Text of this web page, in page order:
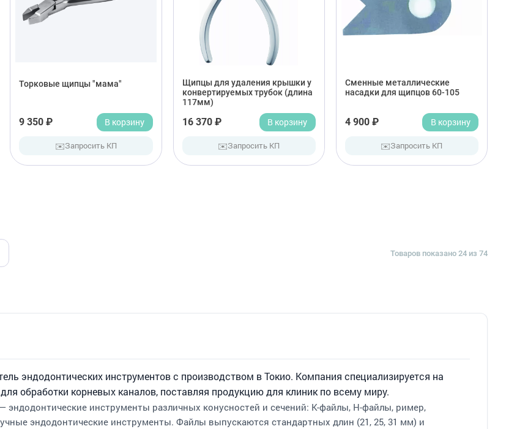
Торковые щипцы "мама"
9 350 ₽ В корзину
✉️Запросить КП
Щипцы для удаления крышки у
конвертируемых трубок (длина
117мм)
16 370 ₽ В корзину
✉️Запросить КП
Сменные металлические
насадки для щипцов 60-105
4 900 ₽ В корзину
✉️Запросить КП
Товаров показано 24 из 74
эндодонтических инструментов с производством в Токио. Компания специализируется на
обработки корневых каналов, поставляя продукцию для клиник по всему миру.
эндодонтические инструменты различных конусностей и сечений: K-файлы, H-файлы, ример,
эндодонтические инструменты. Файлы выпускаются стандартных длин (21, 25, 31 мм) и